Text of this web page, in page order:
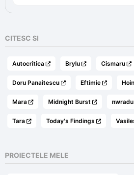
CITESC SI
Autocritica Brylu Cismaru
Doru Panaitescu Eftimie
Mara Midnight Burst nwradu
Tara Today's Findings
PROIECTELE MELE